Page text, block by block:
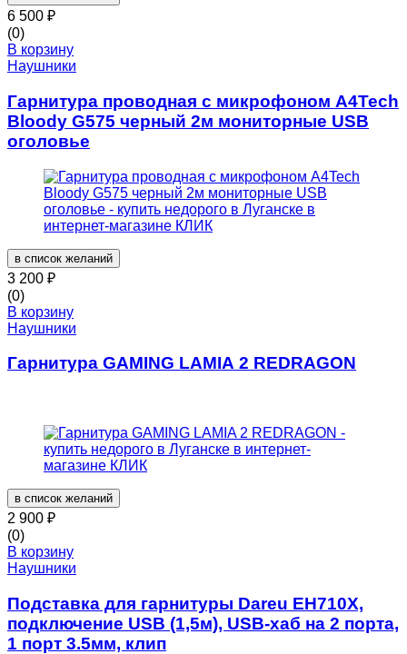
6 500 ₽
(0)
В корзину
Наушники
Гарнитура проводная с микрофоном A4Tech
Bloody G575 черный 2м мониторные USB
оголовье
в список желаний
3 200 ₽
(0)
В корзину
Наушники
Гарнитура GAMING LAMIA 2 REDRAGON
в список желаний
2 900 ₽
(0)
В корзину
Наушники
Подставка для гарнитуры Dareu EH710X,
подключение USB (1,5м), USB-хаб на 2 порта,
1 порт 3.5мм, клип